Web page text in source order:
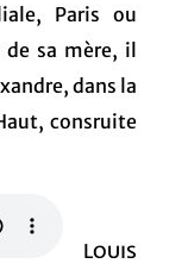
Paris ou
de sa mère, il
dans la
consruite
Louis